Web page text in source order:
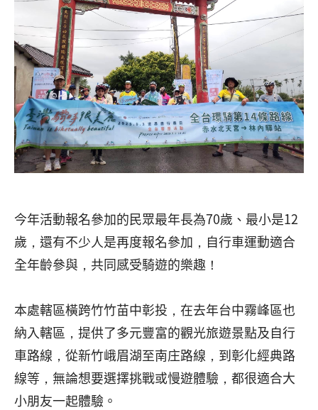
今年活動報名參加的民眾最年長為70歲、最小是12
歲，還有不少人是再度報名參加，自行車運動適合
全年齡參與，共同感受騎遊的樂趣！
本處轄區橫跨竹竹苗中彰投，在去年台中霧峰區也
納入轄區，提供了多元豐富的觀光旅遊景點及自行
車路線，從新竹峨眉湖至南庄路線，到彰化經典路
線等，無論想要選擇挑戰或慢遊體驗，都很適合大
小朋友一起體驗。